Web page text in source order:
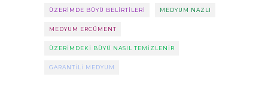
ÜZERIMDE BÜYÜ BELIRTILERI MEDYUM NAZLI
MEDYUM ERCÜMENT
ÜZERIMDEKI BÜYÜ NASIL TEMIZLENIR
GARANTILI MEDYUM